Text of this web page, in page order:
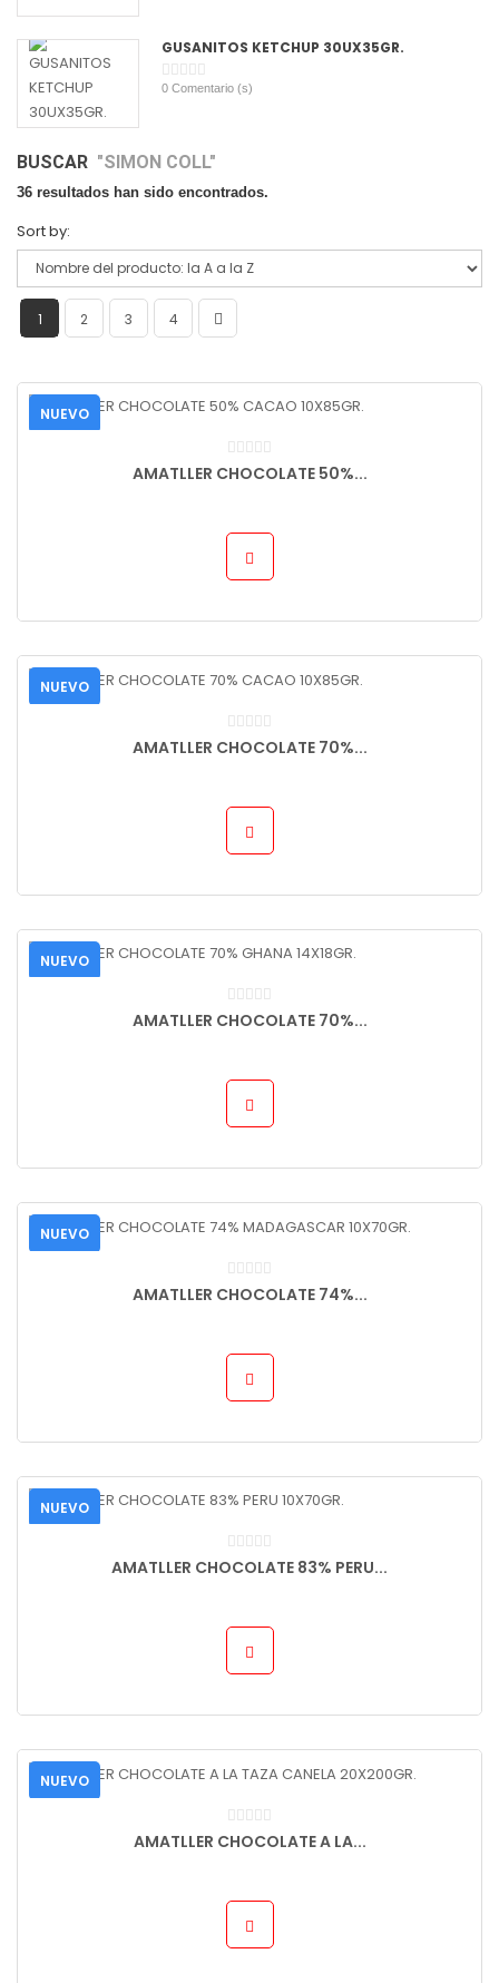
GUSANITOS KETCHUP 30UX35GR.
0 Comentario (s)
BUSCAR "SIMON COLL"
36 resultados han sido encontrados.
Sort by:
1 2 3 4
NUEVO
AMATLLER CHOCOLATE 50%...
NUEVO
AMATLLER CHOCOLATE 70%...
NUEVO
AMATLLER CHOCOLATE 70%...
NUEVO
AMATLLER CHOCOLATE 74%...
NUEVO
AMATLLER CHOCOLATE 83% PERU...
NUEVO
AMATLLER CHOCOLATE A LA...